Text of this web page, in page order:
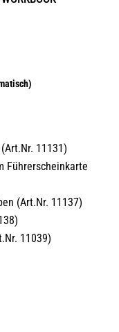
11131)
Führerscheinkarte
(Art.Nr. 11137)
11039)